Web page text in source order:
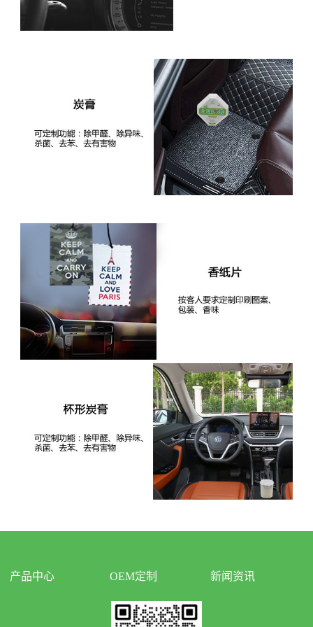
产品中心 OEM定制 新闻资讯